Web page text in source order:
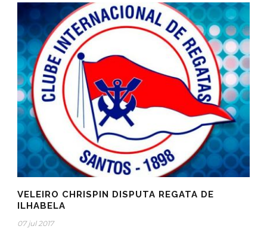
VELEIRO CHRISPIN DISPUTA REGATA DE
ILHABELA
07 jul 2017